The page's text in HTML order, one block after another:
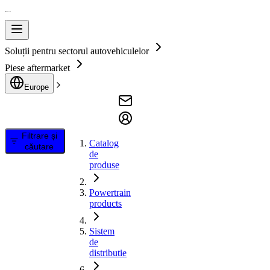
Soluții pentru sectorul autovehiculelor
Piese aftermarket
Europe
Filtrare și
căutare
Catalog
de
produse
Powertrain
products
Sistem
de
distributie